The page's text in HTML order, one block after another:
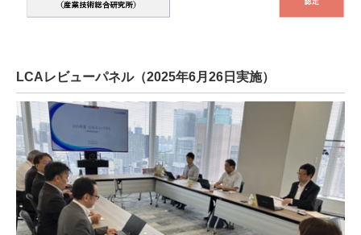
LCAレビューパネル（2025年6月26日実施）